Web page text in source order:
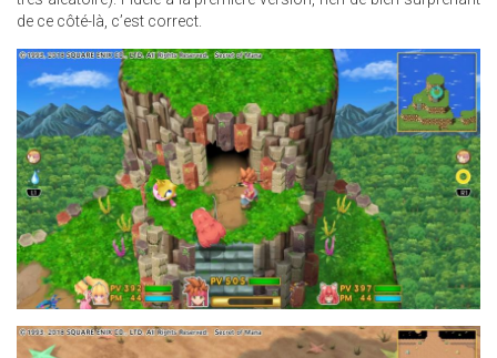
de ce côté-là, c’est correct.
16.JPG
14.JPG